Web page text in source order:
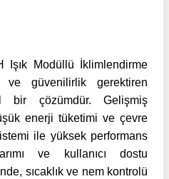
Modüllü İklimlendirme
ve güvenilirlik gerektiren
bir çözümdür. Gelişmiş
enerji tüketimi ve çevre
ile yüksek performans
ve kullanıcı dostu
sıcaklık ve nem kontrolü